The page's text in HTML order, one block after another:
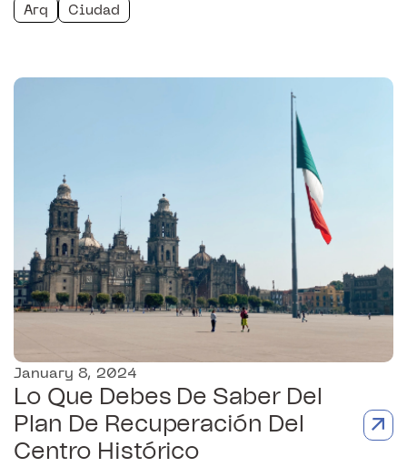
Arq Ciudad
January 8, 2024
Lo Que Debes De Saber Del
Plan De Recuperación Del
Centro Histórico